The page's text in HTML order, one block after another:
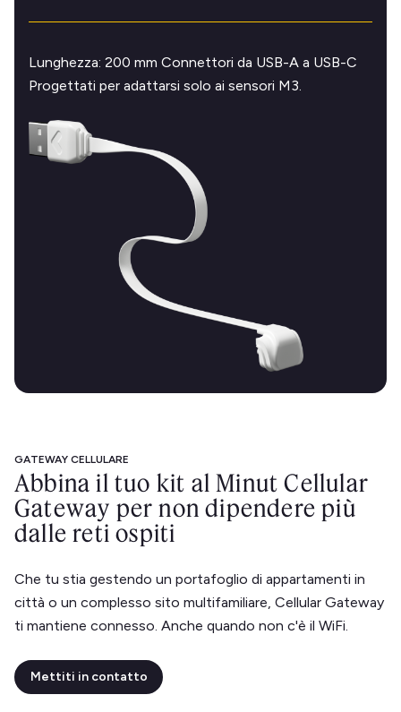
Lunghezza: 200 mm Connettori da USB-A a USB-C
Progettati per adattarsi solo ai sensori M3.
GATEWAY CELLULARE
Abbina il tuo kit al Minut Cellular
Gateway per non dipendere più
dalle reti ospiti
Che tu stia gestendo un portafoglio di appartamenti in
città o un complesso sito multifamiliare, Cellular Gateway
ti mantiene connesso. Anche quando non c'è il WiFi.
Mettiti in contatto